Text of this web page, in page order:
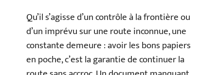
Qu’il s’agisse d’un contrôle à la frontière ou
d’un imprévu sur une route inconnue, une
constante demeure : avoir les bons papiers
en poche, c’est la garantie de continuer la